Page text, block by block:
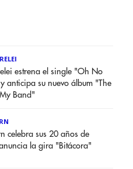
estrena el single "Oh No
anticipa su nuevo álbum "The
Band"
celebra sus 20 años de
la gira "Bitácora"